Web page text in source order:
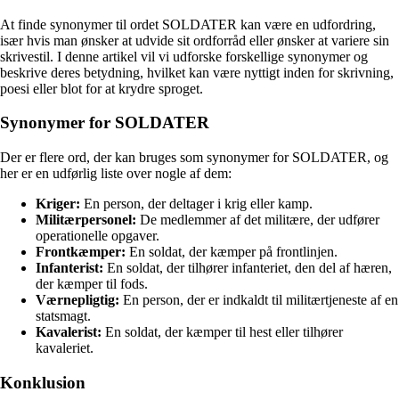
At finde synonymer til ordet SOLDATER kan være en udfordring,
især hvis man ønsker at udvide sit ordforråd eller ønsker at variere sin
skrivestil. I denne artikel vil vi udforske forskellige synonymer og
beskrive deres betydning, hvilket kan være nyttigt inden for skrivning,
poesi eller blot for at krydre sproget.
Synonymer for SOLDATER
Der er flere ord, der kan bruges som synonymer for SOLDATER, og
her er en udførlig liste over nogle af dem:
Kriger: En person, der deltager i krig eller kamp.
Militærpersonel: De medlemmer af det militære, der udfører
operationelle opgaver.
Frontkæmper: En soldat, der kæmper på frontlinjen.
Infanterist: En soldat, der tilhører infanteriet, den del af hæren,
der kæmper til fods.
Værnepligtig: En person, der er indkaldt til militærtjeneste af en
statsmagt.
Kavalerist: En soldat, der kæmper til hest eller tilhører
kavaleriet.
Konklusion